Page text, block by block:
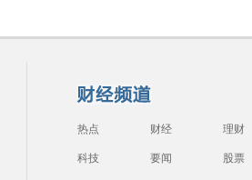
热点 财经 理财
科技 要闻 股票